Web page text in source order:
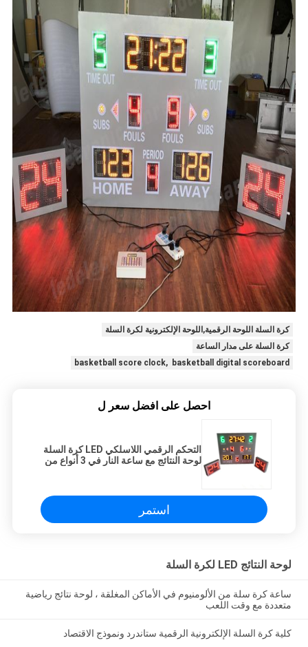
كرة السلة اللوحة الرقمية,اللوحة الإلكترونية لكرة السلة
كرة السلة على مدار الساعة
basketball score clock, basketball digital scoreboard
احصل على افضل سعر ل
التحكم الرقمي اللاسلكي LED كرة السلة
لوحة النتائج مع ساعة النار في 3 أنواع من
استمر
لوحة النتائج LED لكرة السلة
ساعة كرة سلة من الألومنيوم في الأماكن المغلقة ، لوحة نتائج رياضية
متعددة مع وقت اللعب
كلية كرة السلة الإلكترونية الرقمية ستاندرد ونموذج الاقتصاد